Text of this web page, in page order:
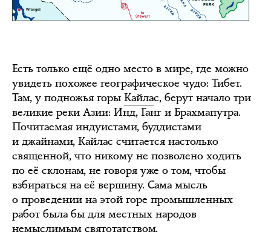
Есть только ещё одно место в мире, где можно
увидеть похожее географическое чудо: Тибет.
Там, у подножья горы Кайлас, берут начало три
великие реки Азии: Инд, Ганг и Брахмапутра.
Почитаемая индуистами, буддистами
и джайнами, Кайлас считается настолько
священной, что никому не позволено ходить
по её склонам, не говоря уже о том, чтобы
взбираться на её вершину. Сама мысль
о проведении на этой горе промышленных
работ была бы для местных народов
немыслимым святотатством.